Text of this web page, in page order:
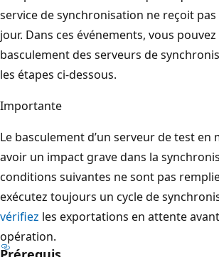
service de synchronisation ne reçoit
jour. Dans ces événements, vous
basculement des serveurs de
les étapes ci-dessous.
Importante
Le basculement d’un serveur de test en
avoir un impact grave dans la
conditions suivantes ne sont pas
exécutez toujours un cycle de
vérifiez les exportations en attente
opération.